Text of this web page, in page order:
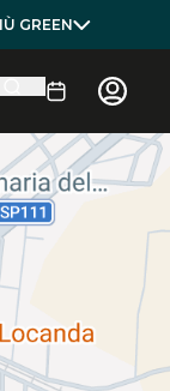
GREEN